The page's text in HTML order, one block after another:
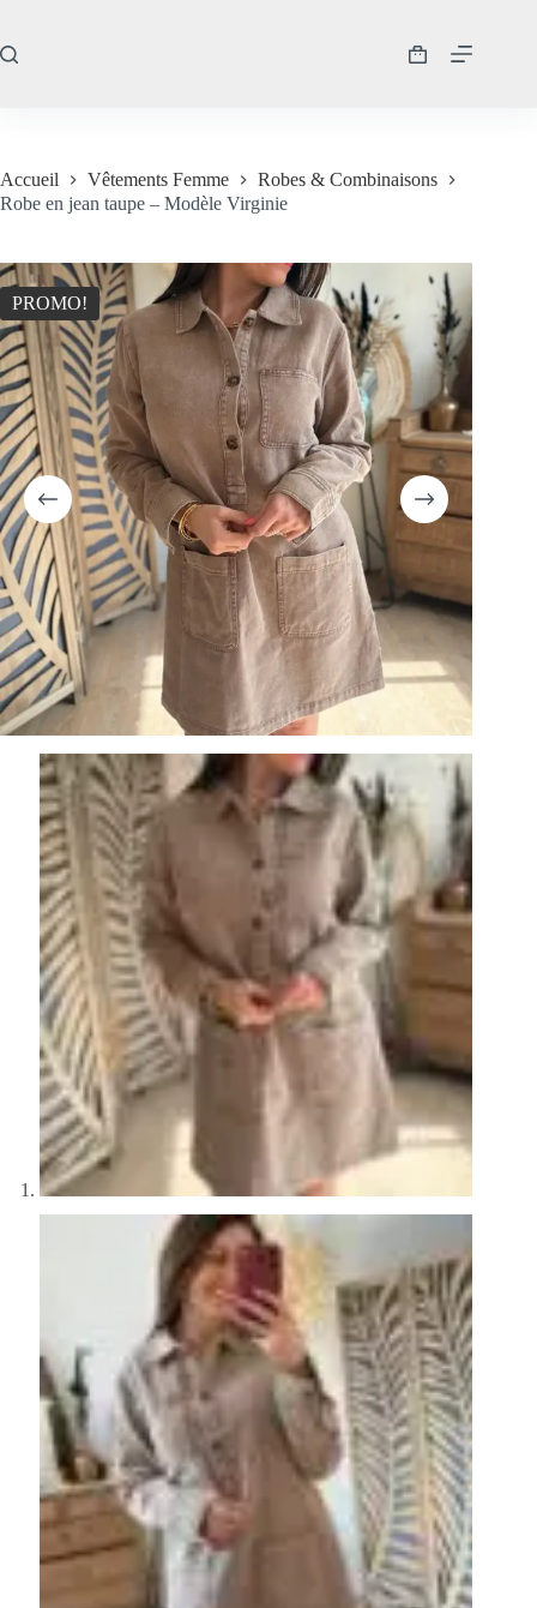
contenu
Panier
Accueil Vêtements Femme
Robes & Combinaisons
Robe en jean taupe – Modèle Virginie
PROMO!